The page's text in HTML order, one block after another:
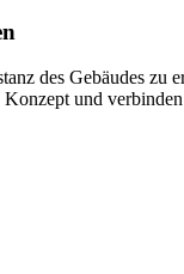
des Gebäudes
und